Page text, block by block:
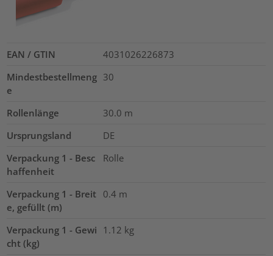
EAN / GTIN
4031026226873
Mindestbestellmeng
e
30
Rollenlänge 30.0 m
Ursprungsland
DE
Verpackung 1 - Besc
haffenheit
Rolle
Verpackung 1 - Breit
e, gefüllt (m)
0.4 m
Verpackung 1 - Gewi
cht (kg)
1.12 kg